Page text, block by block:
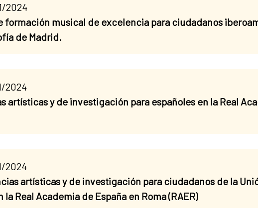
2024
formación musical de excelencia para ciudadanos
de Madrid.
2024
artísticas y de investigación para españoles en la Real
2024
artísticas y de investigación para ciudadanos de la
Real Academia de España en Roma (RAER)